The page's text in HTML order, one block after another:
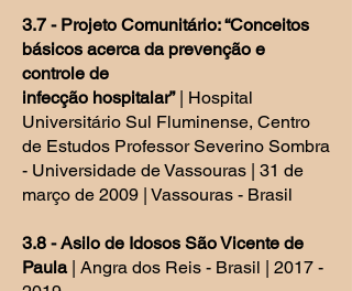
3.7 - Projeto Comunitário: “Conceitos
básicos acerca da prevenção e
controle de
infecção hospitalar”| Hospital
Universitário Sul Fluminense, Centro
de Estudos Professor Severino Sombra
- Universidade de Vassouras | 31 de
março de 2009 | Vassouras - Brasil
3.8 - Asilo de Idosos São Vicente de
Paula| Angra dos Reis - Brasil | 2017 -